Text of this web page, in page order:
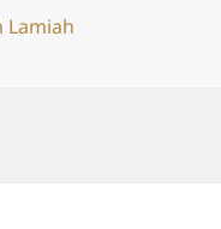
Lamiah